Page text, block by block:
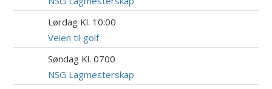
Lørdag Kl. 10:00
Veien til golf
Søndag Kl. 0700
NSG Lagmesterskap